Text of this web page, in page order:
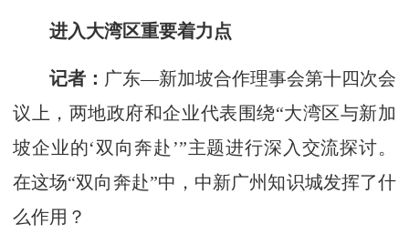
进入大湾区重要着力点
记者： 广东—新加坡合作理事会第十四次会
议上，两地政府和企业代表围绕“大湾区与新加
坡企业的‘双向奔赴’”主题进行深入交流探讨。
在这场“双向奔赴”中，中新广州知识城发挥了什
么作用？